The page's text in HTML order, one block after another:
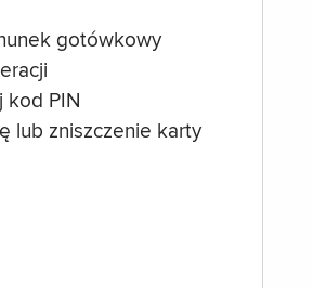
gotówkowy
kod PIN
lub zniszczenie karty